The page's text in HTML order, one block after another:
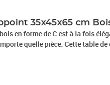
35x45x65 cm
en forme de C est à la fois
quelle pièce. Cette table
naturelle, ce qui la rend stable
solide. Le savoir-faire